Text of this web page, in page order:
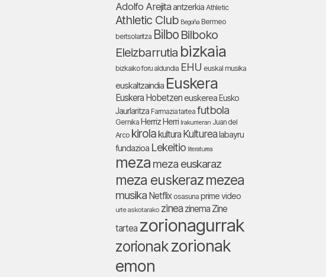
Adolfo Arejitaantzerkia Athletic
Athletic Club Begoña Bermeo
bertsolaritza Bilbo Bilboko
Eleizbarrutia bizkaia
bizkaiko foru aldundia EHU euskal musika
euskaltzaindia Euskera
Euskera Hobetzeneuskerea Eusko
Jaurlaritza Farmazia tartea futbola
Gernika Herriz Herri Irakurrieran Juan del
Arco kirola kultura Kulturealabayru
fundazioa Lekeitio literaturea
meza meza euskaraz
meza euskerazmezea
musika Netflix osasuna prime video
urte askotarako zineazinema Zine
tartea zorionagurrak
zorionakzorionak
emon